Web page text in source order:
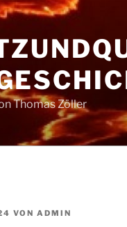
Thomas Zöller
VON ADMIN